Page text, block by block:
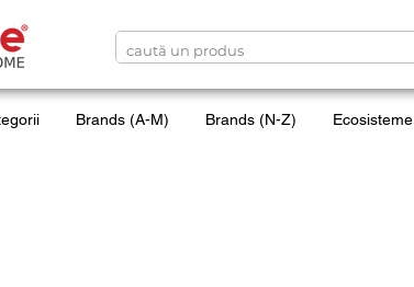
Brands (A-M) Brands (N-Z) Ecosisteme